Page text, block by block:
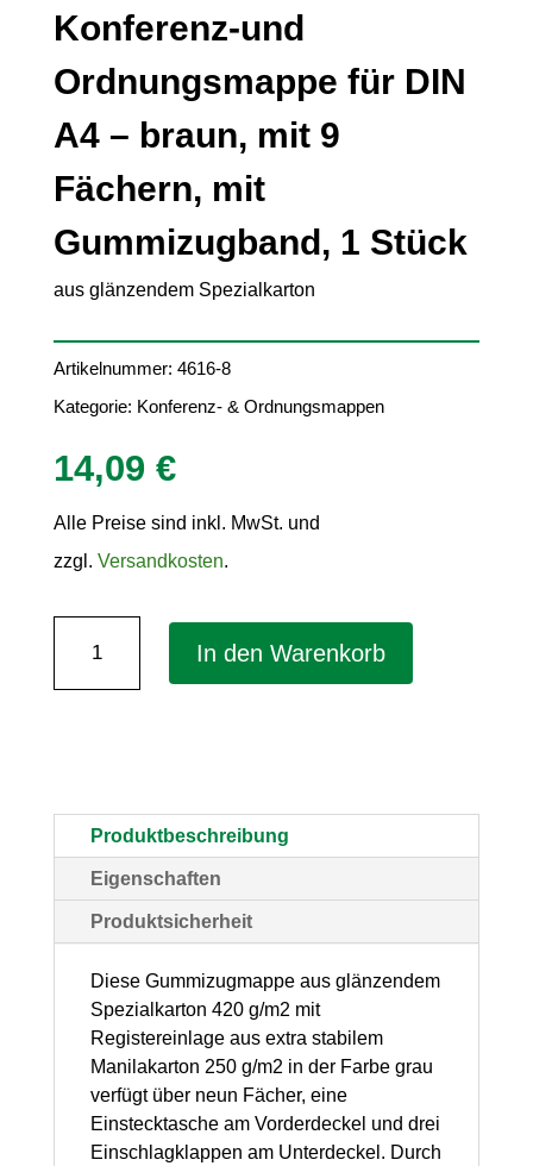
Konferenz-und
Ordnungsmappe für DIN
A4 – braun, mit 9
Fächern, mit
Gummizugband, 1 Stück
aus glänzendem Spezialkarton
Artikelnummer: 4616-8
Kategorie: Konferenz- & Ordnungsmappen
14,09 €
Alle Preise sind inkl. MwSt. und
zzgl. Versandkosten.
–
braun,
mit
Fächern,
Gummizugband,
In den Warenkorb
Produktbeschreibung
Eigenschaften
Produktsicherheit
Diese Gummizugmappe aus glänzendem
Spezialkarton 420 g/m2 mit
Registereinlage aus extra stabilem
Manilakarton 250 g/m2 in der Farbe grau
verfügt über neun Fächer, eine
Einstecktasche am Vorderdeckel und drei
Einschlagklappen am Unterdeckel. Durch